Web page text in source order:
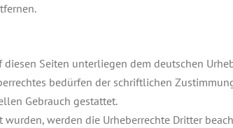
Seiten unterliegen dem deutschen
bedürfen der schriftlichen
Gebrauch gestattet.
werden die Urheberrechte Dritter